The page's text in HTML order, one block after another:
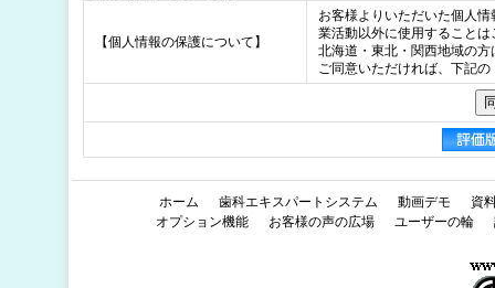
【個人情報の保護について】
お客様よりいただいた個人
業活動以外に使用することは
北海道・東北・関西地域の
ご同意いただければ、下記
ホーム 歯科エキスパートシステム 動画デモ
資
オプション機能
お客様の声の広場 ユーザーの輪